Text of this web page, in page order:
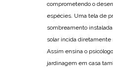
comprometendo o
espécies. Uma tela de
sombreamento
solar incida diretamente
Assim ensina o
jardinagem em casa